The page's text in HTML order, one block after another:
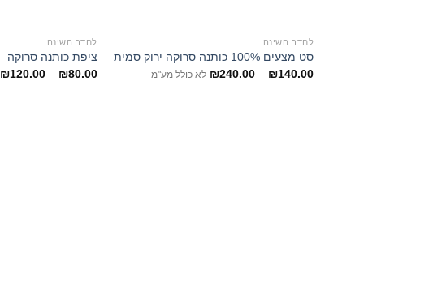
לחדר השינה
סט מצעים 100% כותנה סרוקה ירוק סמית
₪140.00
–
₪240.00 לא כולל מע"מ
לחדר השינה
ציפת כותנה סרוקה
₪80.00
–
₪120.00